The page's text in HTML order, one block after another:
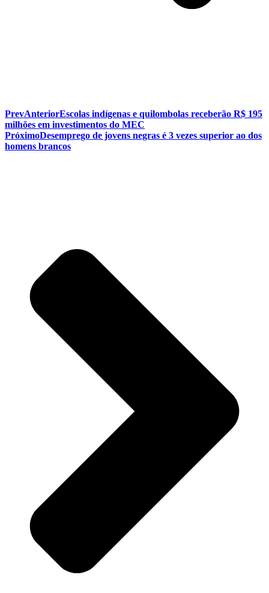
PrevAnteriorEscolas indígenas e quilombolas receberão R$ 195
milhões em investimentos do MEC
PróximoDesemprego de jovens negras é 3 vezes superior ao dos
homens brancos